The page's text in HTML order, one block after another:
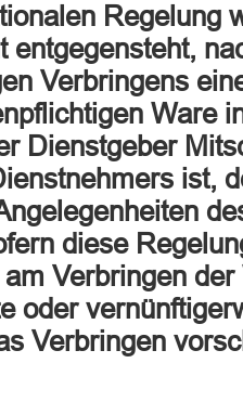
Regelung
entgegensteht,
Verbringens
Ware
Dienstgeber
ist,
diese
Verbringen
oder
Verbringen